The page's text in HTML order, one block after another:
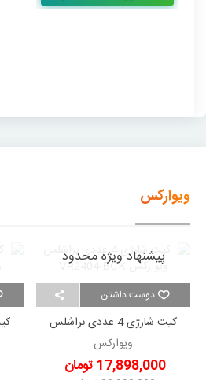
ویوارکس
دوست داشتن
پیشنهاد ویژه محدود
کیت شارژی 4 عددی براشلس
ویوارکس VR2404-BCKویوارکس
17,898,000 تومان